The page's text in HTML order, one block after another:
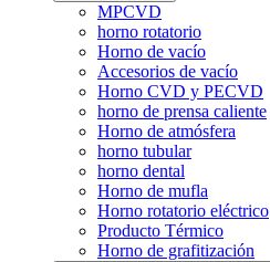
MPCVD
horno rotatorio
Horno de vacío
Accesorios de vacío
Horno CVD y PECVD
horno de prensa caliente
Horno de atmósfera
horno tubular
horno dental
Horno de mufla
Horno rotatorio eléctrico
Producto Térmico
Horno de grafitización